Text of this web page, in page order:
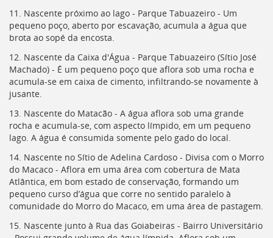
11. Nascente próximo ao lago - Parque Tabuazeiro - Um
pequeno poço, aberto por escavação, acumula a água que
brota ao sopé da encosta.
12. Nascente da Caixa d'Água - Parque Tabuazeiro (Sítio José
Machado) - É um pequeno poço que aflora sob uma rocha e
acumula-se em caixa de cimento, infiltrando-se novamente à
jusante.
13. Nascente do Matacão - A água aflora sob uma grande
rocha e acumula-se, com aspecto límpido, em um pequeno
lago. A água é consumida somente pelo gado do local.
14. Nascente no Sítio de Adelina Cardoso - Divisa com o Morro
do Macaco - Aflora em uma área com cobertura de Mata
Atlântica, em bom estado de conservação, formando um
pequeno curso d’água que corre no sentido paralelo à
comunidade do Morro do Macaco, em uma área de pastagem.
15. Nascente junto à Rua das Goiabeiras - Bairro Universitário